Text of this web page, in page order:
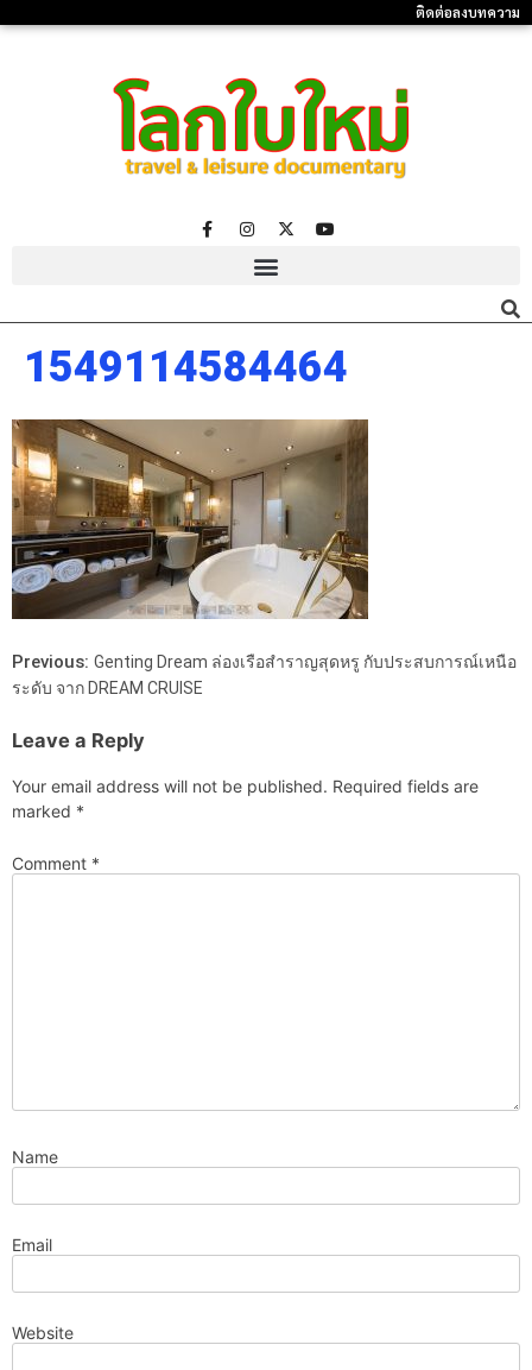
ติดต่อลงบทความ
1549114584464
Previous: Genting Dream ล่องเรือสำราญสุดหรู กับประสบการณ์เหนือ
ระดับ จาก DREAM CRUISE
Leave a Reply
Your email address will not be published. Required fields are
marked *
Comment *
Name
Email
Website